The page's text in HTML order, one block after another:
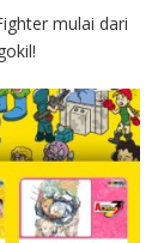
mulai dari